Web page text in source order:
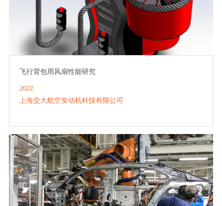
飞行背包用风扇性能研究
2022
上海交大航空发动机科技有限公司